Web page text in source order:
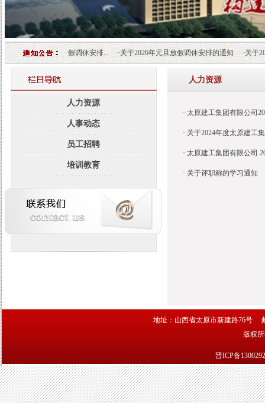
年“五一”劳动节放假调休安排... · 关于2026年元旦放假调休安排的通知· 关于
人力资源
人事动态
员工招聘
培训教育
人力资源
· 太原建工集团有限公司
· 关于2024年度太原建工
· 太原建工集团有限公司
· 关于评职称的学习通知
地址：山西省太原市新建路76号
版权
晋ICP备